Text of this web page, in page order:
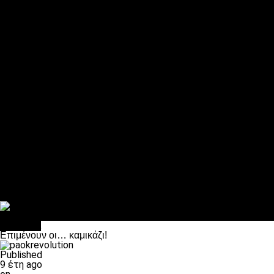
Επιμένουν οι… καμικάζι!
Published
9 έτη ago